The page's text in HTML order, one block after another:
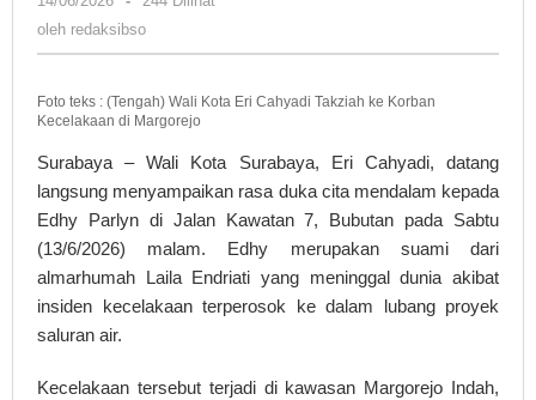
Evaluasi
Menyeluruh
redaksibso
oleh redaksibso
Foto teks : (Tengah) Wali Kota Eri Cahyadi Takziah ke Korban
Kecelakaan di Margorejo
Surabaya – Wali Kota Surabaya, Eri Cahyadi, datang
langsung menyampaikan rasa duka cita mendalam kepada
Edhy Parlyn di Jalan Kawatan 7, Bubutan pada Sabtu
(13/6/2026) malam. Edhy merupakan suami dari
almarhumah Laila Endriati yang meninggal dunia akibat
insiden kecelakaan terperosok ke dalam lubang proyek
saluran air.
Kecelakaan tersebut terjadi di kawasan Margorejo Indah,